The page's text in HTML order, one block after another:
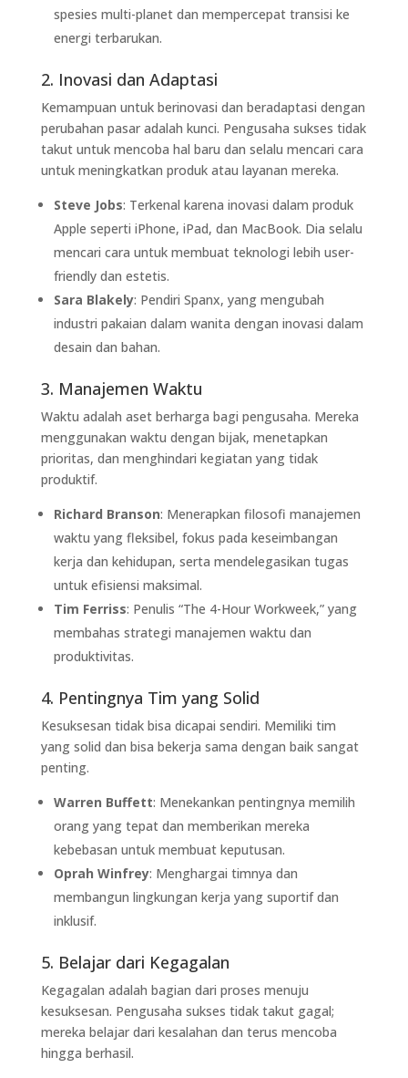
spesies multi-planet dan mempercepat transisi ke
energi terbarukan.
2. Inovasi dan Adaptasi
Kemampuan untuk berinovasi dan beradaptasi dengan
perubahan pasar adalah kunci. Pengusaha sukses tidak
takut untuk mencoba hal baru dan selalu mencari cara
untuk meningkatkan produk atau layanan mereka.
Steve Jobs: Terkenal karena inovasi dalam produk
Apple seperti iPhone, iPad, dan MacBook. Dia selalu
mencari cara untuk membuat teknologi lebih user-
friendly dan estetis.
Sara Blakely: Pendiri Spanx, yang mengubah
industri pakaian dalam wanita dengan inovasi dalam
desain dan bahan.
3. Manajemen Waktu
Waktu adalah aset berharga bagi pengusaha. Mereka
menggunakan waktu dengan bijak, menetapkan
prioritas, dan menghindari kegiatan yang tidak
produktif.
Richard Branson: Menerapkan filosofi manajemen
waktu yang fleksibel, fokus pada keseimbangan
kerja dan kehidupan, serta mendelegasikan tugas
untuk efisiensi maksimal.
Tim Ferriss: Penulis “The 4-Hour Workweek,” yang
membahas strategi manajemen waktu dan
produktivitas.
4. Pentingnya Tim yang Solid
Kesuksesan tidak bisa dicapai sendiri. Memiliki tim
yang solid dan bisa bekerja sama dengan baik sangat
penting.
Warren Buffett: Menekankan pentingnya memilih
orang yang tepat dan memberikan mereka
kebebasan untuk membuat keputusan.
Oprah Winfrey: Menghargai timnya dan
membangun lingkungan kerja yang suportif dan
inklusif.
5. Belajar dari Kegagalan
Kegagalan adalah bagian dari proses menuju
kesuksesan. Pengusaha sukses tidak takut gagal;
mereka belajar dari kesalahan dan terus mencoba
hingga berhasil.